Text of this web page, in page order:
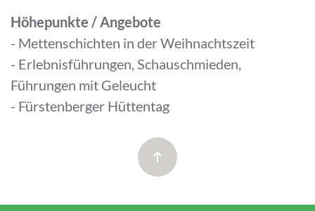
Höhepunkte / Angebote
- Mettenschichten in der Weihnachtszeit
- Erlebnisführungen, Schauschmieden,
Führungen mit Geleucht
- Fürstenberger Hüttentag